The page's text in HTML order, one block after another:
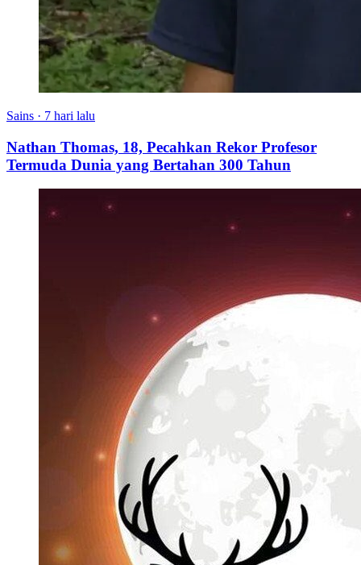
Sains · 7 hari lalu
Nathan Thomas, 18, Pecahkan Rekor Profesor
Termuda Dunia yang Bertahan 300 Tahun